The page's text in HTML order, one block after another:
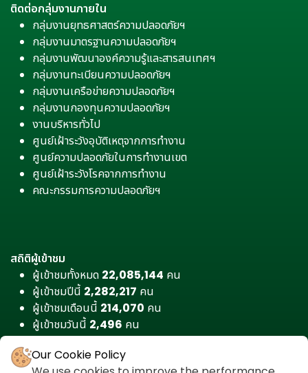
ติดต่อกลุ่มงานภายใน
กลุ่มงานยุทธศาสตร์ความปลอดภัยฯ
กลุ่มงานมาตรฐานความปลอดภัยฯ
กลุ่มงานพัฒนาองค์ความรู้และสารสนเทศฯ
กลุ่มงานทะเบียนความปลอดภัยฯ
กลุ่มงานเครือข่ายความปลอดภัยฯ
กลุ่มงานกองทุนความปลอดภัยฯ
งานบริหารทั่วไป
ศูนย์เฝ้าระวังอุบัติเหตุจากการทำงาน
ศูนย์ความปลอดภัยในการทำงานเขต
ศูนย์เฝ้าระวังโรคจากการทำงาน
คณะกรรมการความปลอดภัยฯ
สถิติผู้เข้าชม
ผู้เข้าชมทั้งหมด 22,085,144 คน
ผู้เข้าชมปีนี้ 2,282,217 คน
ผู้เข้าชมเดือนนี้ 214,070 คน
ผู้เข้าชมวันนี้ 2,496 คน
Our Cookie Policy